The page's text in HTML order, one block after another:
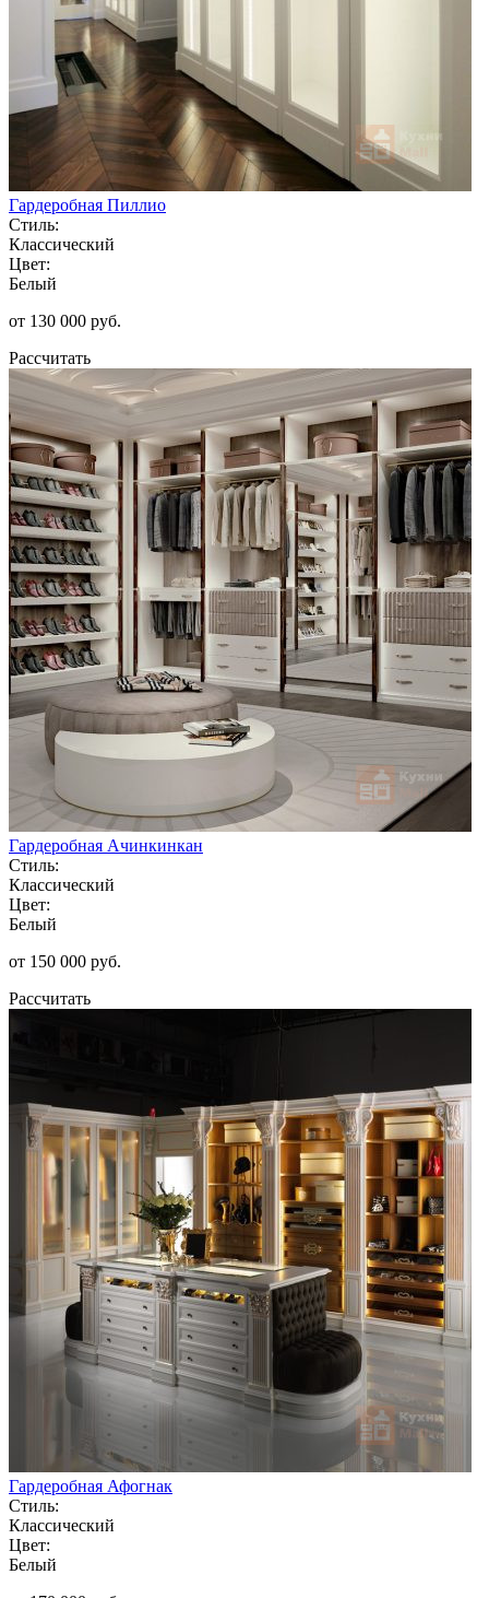
Гардеробная Пиллио
Стиль:
Классический
Цвет:
Белый
от 130 000 руб.
Рассчитать
Гардеробная Ачинкинкан
Стиль:
Классический
Цвет:
Белый
от 150 000 руб.
Рассчитать
Гардеробная Афогнак
Стиль:
Классический
Цвет:
Белый